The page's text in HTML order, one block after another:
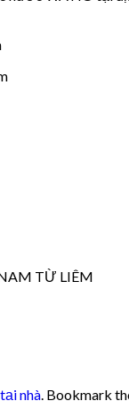
TỪ LIÊM
nhà . Bookmark